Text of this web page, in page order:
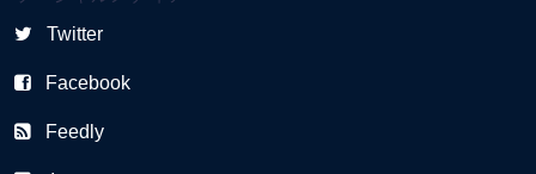
Twitter
Facebook
Feedly